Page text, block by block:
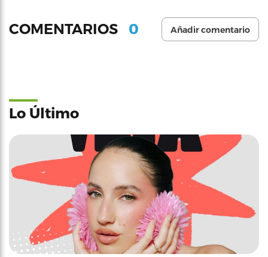
COMENTARIOS 0 Añadir comentario
Lo Último